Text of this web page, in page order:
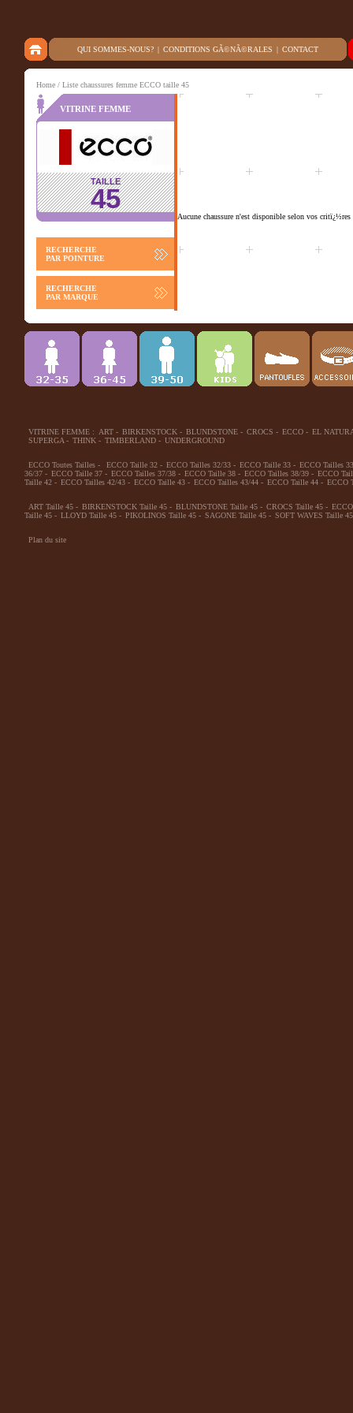
QUI SOMMES-NOUS? | CONDITIONS GÃ©NÃ©RALES | CONTACT
Home / Liste chaussures femme ECCO taille 45
VITRINE FEMME
TAILLE
45
RECHERCHE
PAR POINTURE
RECHERCHE
PAR MARQUE
Aucune chaussure n'est disponible selon vos critï¿½res
VITRINE FEMME : ART - BIRKENSTOCK - BLUNDSTONE - CROCS - ECCO - EL
SUPERGA - THINK - TIMBERLAND - UNDERGROUND
ECCO Toutes Tailles - ECCO Taille 32 - ECCO Tailles 32/33 - ECCO Taille 33 - ECCO Tailles
36/37 - ECCO Taille 37 - ECCO Tailles 37/38 - ECCO Taille 38 - ECCO Tailles 38/39 - ECCO
Taille 42 - ECCO Tailles 42/43 - ECCO Taille 43 - ECCO Tailles 43/44 - ECCO Taille 44 - ECCO
ART Taille 45 - BIRKENSTOCK Taille 45 - BLUNDSTONE Taille 45 - CROCS Taille 45 -
Taille 45 - LLOYD Taille 45 - PIKOLINOS Taille 45 - SAGONE Taille 45 - SOFT WAVES Taille 45
Plan du site